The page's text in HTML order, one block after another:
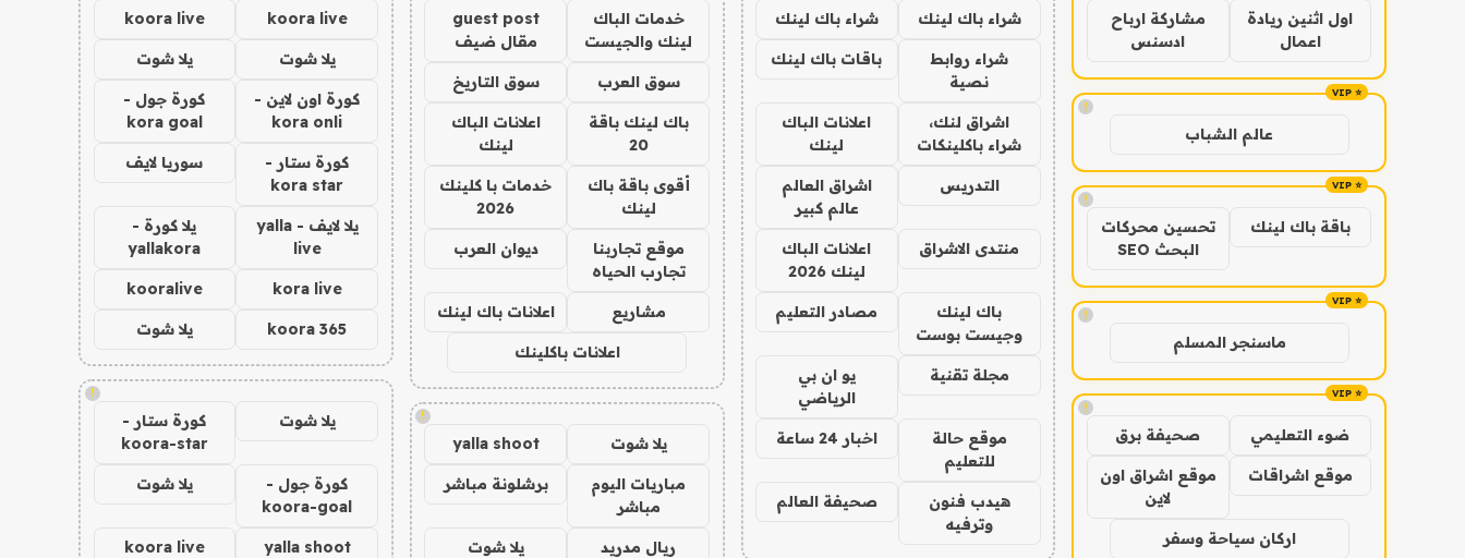
اول اثنين ريادة
اعمال
مشاركة ارباح
ادسنس
!
عالم الشباب
!
باقة باك لينك
تحسين محركات
البحث SEO
!
ماسنجر المسلم
!
ضوء التعليمي صحيفة برق
موقع اشراقات
موقع اشراق اون
لاين
اركان سياحة وسفر
شراء باك لينك شراء باك لينك
شراء روابط
نصية
باقات باك لينك
اشراق لنك،
شراء باكلينكات
اعلانات الباك
لينك
التدريس
اشراق العالم
عالم كبير
منتدى الاشراق
اعلانات الباك
لينك 2026
باك لينك
وجيست بوست
مصادر التعليم
مجلة تقنية
يو ان بي
الرياضي
موقع حالة
للتعليم
اخبار 24 ساعة
هيدب فنون
وترفيه
صحيفة العالم
خدمات الباك
لينك والجيست
guest post
مقال ضيف
سوق العرب سوق التاريخ
باك لينك باقة
20
اعلانات الباك
لينك
أقوى باقة باك
لينك
خدمات با كلينك
2026
موقع تجاربنا
تجارب الحياه
ديوان العرب
مشاريع اعلانات باك لينك
اعلانات باكلينك
!
يلا شوت yalla shoot
مباريات اليوم
مباشر
برشلونة مباشر
ريال مدريد
يلا شوت
koora live
koora live
يلا شوت يلا شوت
كورة اون لاين -
kora onli
كورة جول -
kora goal
كورة ستار -
kora star
سوريا لايف
يلا لايف - yalla
live
يلا كورة -
yallakora
kora live
kooralive
koora 365 يلا شوت
!
يلا شوت
كورة ستار -
koora-star
كورة جول -
koora-goal
يلا شوت
yalla shoot
koora live